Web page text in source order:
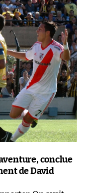
conclue
de David